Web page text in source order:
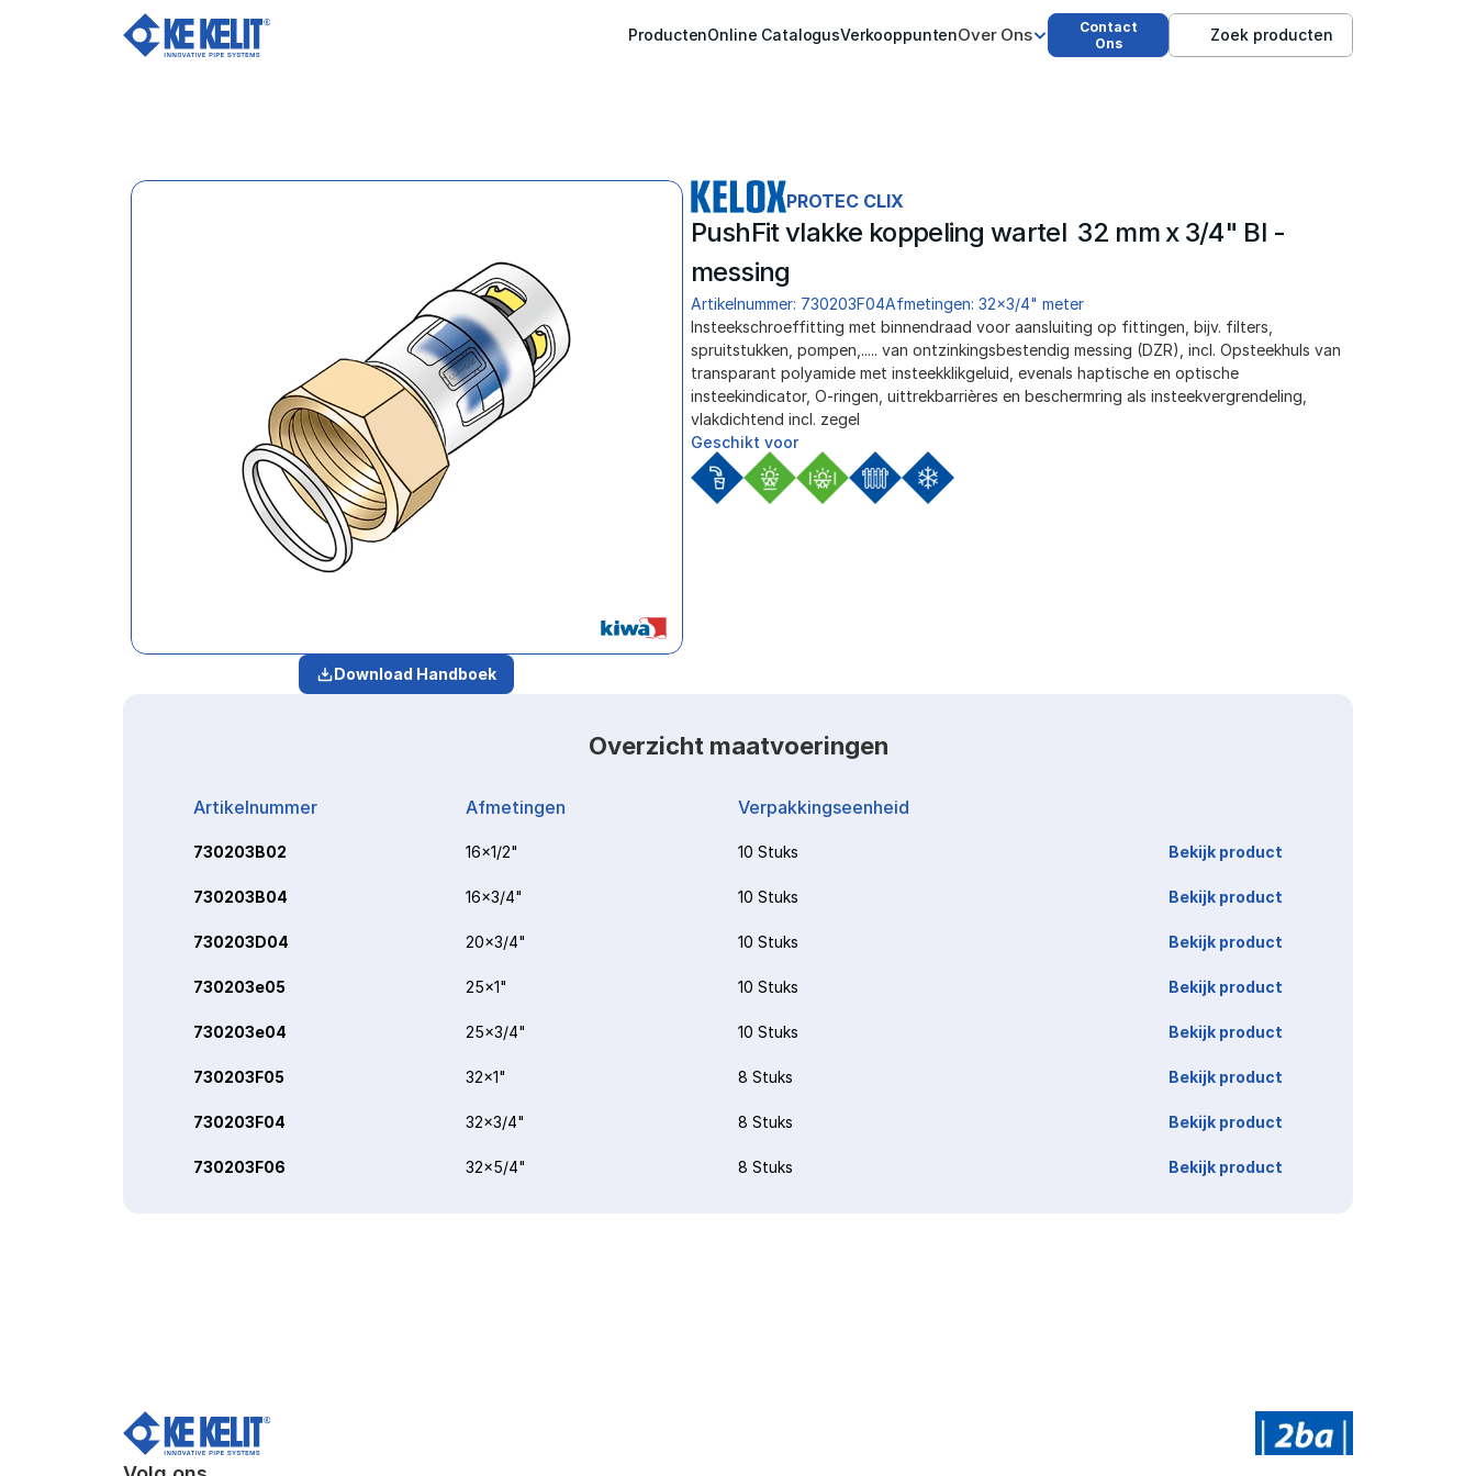
ProductenOnline CatalogusVerkooppuntenOver Ons
Contact
Ons
Zoek producten
Download Handboek
PROTEC CLIX
PushFit vlakke koppeling wartel  32 mm x 3/4" BI -
messing
Artikelnummer: 730203F04Afmetingen: 32x3/4" meter
Insteekschroeffitting met binnendraad voor aansluiting op fittingen, bijv. filters,
spruitstukken, pompen,..... van ontzinkingsbestendig messing (DZR), incl. Opsteekhuls van
transparant polyamide met insteekklikgeluid, evenals haptische en optische
insteekindicator, O-ringen, uittrekbarrières en beschermring als insteekvergrendeling,
vlakdichtend incl. zegel
Geschikt voor
Overzicht maatvoeringen
Artikelnummer Afmetingen Verpakkingseenheid
730203B02 16x1/2" 10 Stuks Bekijk product
730203B04 16x3/4" 10 Stuks Bekijk product
730203D04 20x3/4" 10 Stuks Bekijk product
730203e05 25x1" 10 Stuks Bekijk product
730203e04 25x3/4" 10 Stuks Bekijk product
730203F05 32x1" 8 Stuks Bekijk product
730203F04 32x3/4" 8 Stuks Bekijk product
730203F06 32x5/4" 8 Stuks Bekijk product